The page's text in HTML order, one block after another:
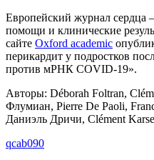
Европейский журнал сердца
помощи и клинические
сайте Oxford academic
перикардит у подростков
против мРНК COVID-19».
Авторы: Déborah Foltran,
Флумиан, Pierre De Paoli,
Даниэль Дричи, Clément
qcab090